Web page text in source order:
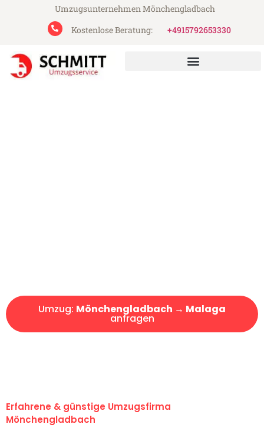
Umzugsunternehmen Mönchengladbach
Kostenlose Beratung:
+4915792653330
Umzug: Mönchengladbach → Malaga
anfragen
Erfahrene & günstige Umzugsfirma
Mönchengladbach